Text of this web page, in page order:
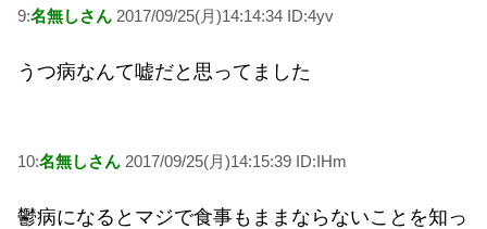
9:名無しさん 2017/09/25(月)14:14:34 ID:4yv
うつ病なんて嘘だと思ってました
10:名無しさん 2017/09/25(月)14:15:39 ID:IHm
鬱病になるとマジで食事もままならないことを知っ